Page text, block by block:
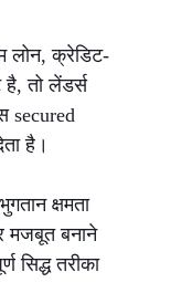
लोन, क्रेडिट-
तो लेंडर्स
secured
है।
क्षमता
मजबूत बनाने
सिद्ध तरीका